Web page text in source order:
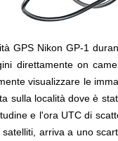
GPS Nikon GP-1
direttamente on
visualizzare le
sulla località dove è
e l'ora UTC di
arriva a uno